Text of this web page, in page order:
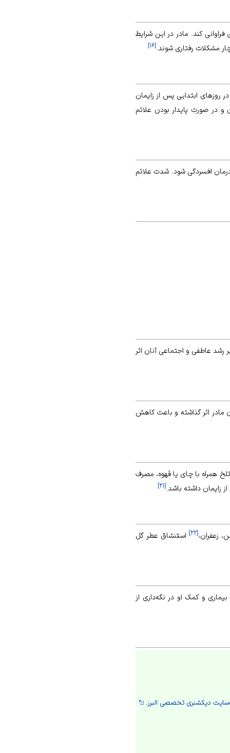
کند. مادر در این شرایط
مشکلات رفتاری شوند. [۱۶]
روزهای ابتدایی پس از زایمان
در صورت پایدار بودن علائم
افسردگی شود. شدت علائم
رشد عاطفی و اجتماعی آنان اثر
مادر اثر گذاشته و باعث کاهش
مصرف شکلات تلخ همراه با چای یا قهوه، مصرف
زایمان داشته باشد. [۲۱]
زعفران،[۲۲] استنشاق عطر گل
و کمک او در نگه‌داری از
دیکشنری تخصصی البرز.